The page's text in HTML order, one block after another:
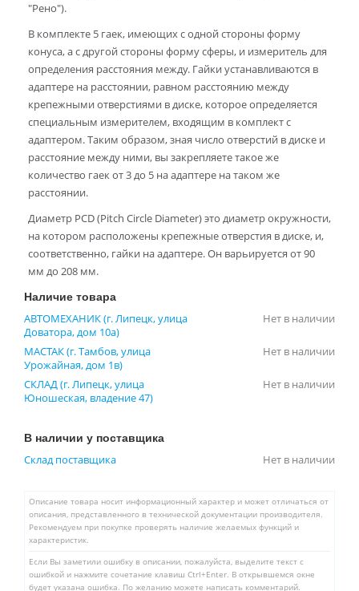
"Рено").
В комплекте 5 гаек, имеющих с одной стороны форму
конуса, а с другой стороны форму сферы, и измеритель для
определения расстояния между. Гайки устанавливаются в
адаптере на расстоянии, равном расстоянию между
крепежными отверстиями в диске, которое определяется
специальным измерителем, входящим в комплект с
адаптером. Таким образом, зная число отверстий в диске и
расстояние между ними, вы закрепляете такое же
количество гаек от 3 до 5 на адаптере на таком же
расстоянии.
Диаметр PCD (Pitch Circle Diameter) это диаметр окружности,
на котором расположены крепежные отверстия в диске, и,
соответственно, гайки на адаптере. Он варьируется от 90
мм до 208 мм.
Наличие товара
АВТОМЕХАНИК (г. Липецк, улица
Доватора, дом 10а)
Нет в наличии
МАСТАК (г. Тамбов, улица
Урожайная, дом 1в)
Нет в наличии
СКЛАД (г. Липецк, улица
Юношеская, владение 47)
Нет в наличии
В наличии у поставщика
Склад поставщика Нет в наличии
Описание товара носит информационный характер и может отличаться от
описания, представленного в технической документации производителя.
Рекомендуем при покупке проверять наличие желаемых функций и
характеристик.
Если Вы заметили ошибку в описании, пожалуйста, выделите текст с
ошибкой и нажмите сочетание клавиш Ctrl+Enter. В открывшемся окне
будет указана ошибка. По желанию можете написать комментарий.